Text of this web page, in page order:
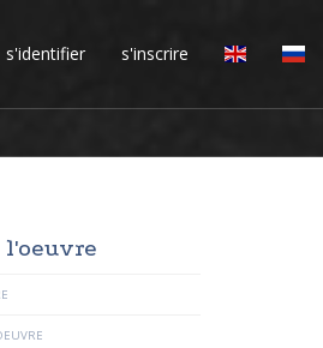
s'identifier s'inscrire
l'oeuvre